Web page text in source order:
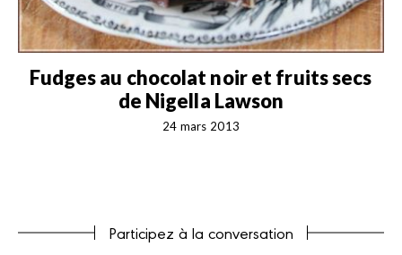
Fudges au chocolat noir et fruits secs
de Nigella Lawson
24 mars 2013
Participez à la conversation